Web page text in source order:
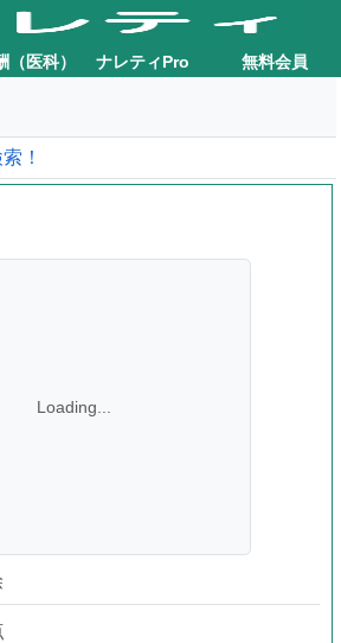
（医科） ナレティPro 無料会員
！
Loading...